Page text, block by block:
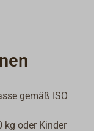
gemäß ISO
kg oder Kinder